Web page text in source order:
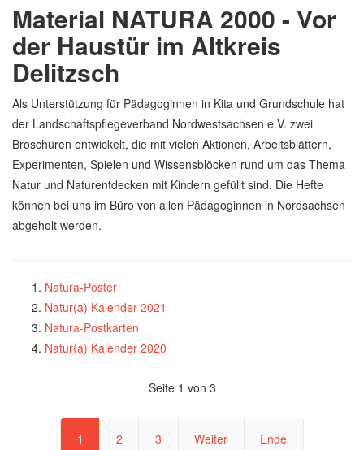
Material NATURA 2000 - Vor
der Haustür im Altkreis
Delitzsch
Als Unterstützung für Pädagoginnen in Kita und Grundschule hat
der Landschaftspflegeverband Nordwestsachsen e.V. zwei
Broschüren entwickelt, die mit vielen Aktionen, Arbeitsblättern,
Experimenten, Spielen und Wissensblöcken rund um das Thema
Natur und Naturentdecken mit Kindern gefüllt sind. Die Hefte
können bei uns im Büro von allen Pädagoginnen in Nordsachsen
abgeholt werden.
Natura-Poster
Natur(a) Kalender 2021
Natura-Postkarten
Natur(a) Kalender 2020
Seite 1 von 3
1 2 3 Weiter Ende